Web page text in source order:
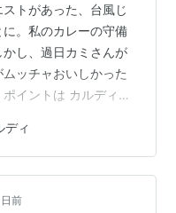
トがあった、台風じ
。私のカレーの守備
し、過日カミさんが
ッチャおいしかった
イントは カルディの
はいつも 4 人分作る
用。あとは鶏モモ、パ
ごしらえ。初めて作る
い方が良いのだが
ディ
前